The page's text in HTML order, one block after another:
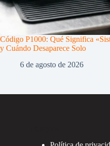
Código P1000: Qué Significa
y Cuándo Desaparece Solo
6 de agosto de 2026